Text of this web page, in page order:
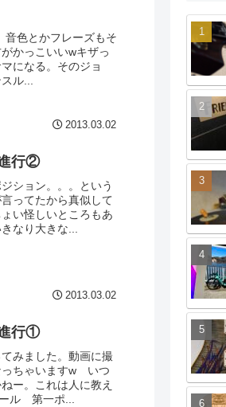
音色とかフレーズもそ
かっこいいwキザっ
になる。そのジョ
ル...
2013.03.02
行②
ション。。。という
ってたから真似して
い怪しいところもあ
なり大きな...
2013.03.02
行①
みました。動画に撮
っちゃいますw いつ
ー。これは人に教え
ル 第一ポ...